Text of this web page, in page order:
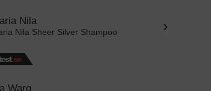
Nila
Nila Sheer Silver Shampoo ›
Warg